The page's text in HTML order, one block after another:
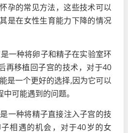
孕的常见方法，这些技术可以
是在女性生育能力下降的情况
一种将卵子和精子在实验室环
再移植回子宫的技术，对于40
是一个更好的选择,因为它可以
可能遇到的问题。
一种将精子直接注入子宫的技
相遇的机会，对于40岁的女